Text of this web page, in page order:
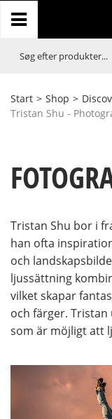
Start > Shop >
Tristan Shu -
Tristan Shu bor i
han ofta
och
ljussättning
vilket skapar
och färger.
som är möjligt att